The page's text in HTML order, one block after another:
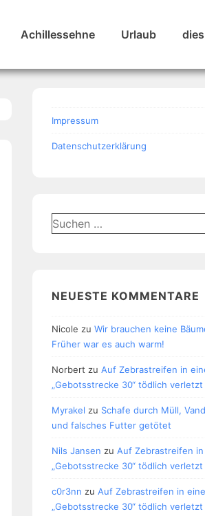
Achillessehne Urlaub
Impressum
Datenschutzerklärung
Suchen
nach:
NEUESTE KOMMENTARE
Nicole zu Wir brauchen keine
Früher war es auch warm!
Norbert zu Auf Zebrastreifen in
„Gebotsstrecke 30“ tödlich verletzt
Myrakel zu Schafe durch Müll,
und falsches Futter getötet
Nils Jansen zu Auf Zebrastreifen
„Gebotsstrecke 30“ tödlich verletzt
c0r3nn zu Auf Zebrastreifen in
„Gebotsstrecke 30“ tödlich verletzt